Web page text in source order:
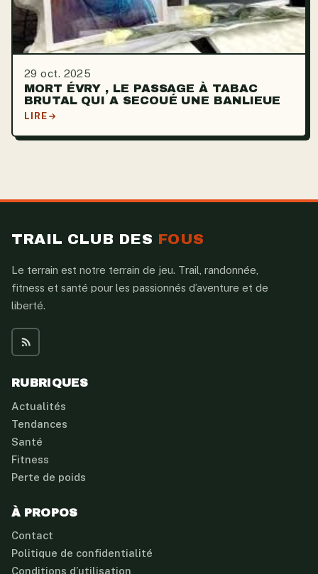
29 oct. 2025
MORT ÉVRY , LE PASSAGE À TABAC
BRUTAL QUI A SECOUÉ UNE BANLIEUE
LIRE
TRAIL CLUB DES FOUS
Le terrain est notre terrain de jeu. Trail, randonnée,
fitness et santé pour les passionnés d’aventure et de
liberté.
RUBRIQUES
Actualités
Tendances
Santé
Fitness
Perte de poids
À PROPOS
Contact
Politique de confidentialité
Conditions d’utilisation